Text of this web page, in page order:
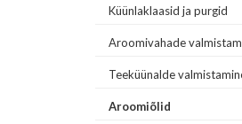
Küünlaklaasid ja purgid
Aroomivahade
Teeküünalde
Aroomiõlid